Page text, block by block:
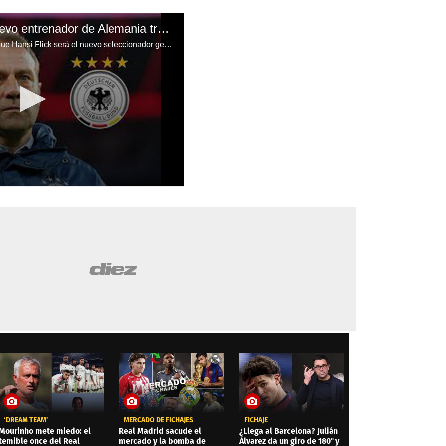
Hansi Flick será el nuevo entrenador de Alemania tras la Eurocopa y por tres años
En Alemania ya dan por hecho que Hansi Flick será el nuevo seleccionador germano. Ocupará el lugar de Joachim Löw.
‘DREAM TEAM'
mete miedo: el
once del Real
MERCADO DE FICHAJES
Real Madrid sacude el
mercado y la bomba de
FICHAJE
¿Llega al Barcelona? Julián
Álvarez da un giro de 180° y